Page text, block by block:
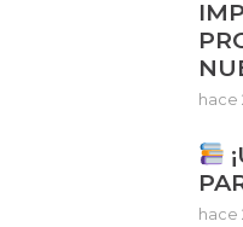
hace
hace